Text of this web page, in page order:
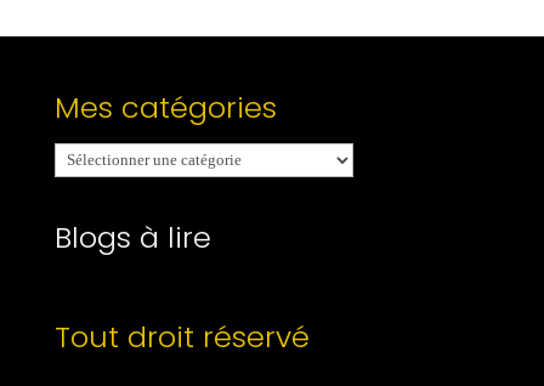
Mes catégories
Mes
catégories
Blogs à lire
Tout droit réservé